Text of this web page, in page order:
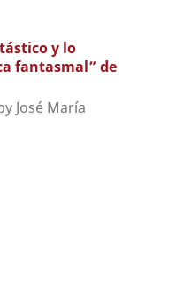
y lo
fantasmal” de
José María